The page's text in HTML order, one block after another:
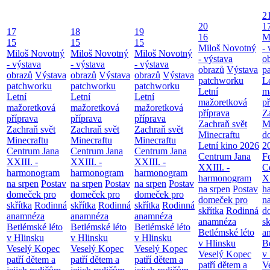
17
15
Miloš Novotný
- výstava
obrazů Výstava
patchworku
Letní
mažoretková
příprava
Zachraň svět
Minecraftu
Centrum Jana
XXIII. -
harmonogram
na srpen Postav
domeček pro
skřítka Rodinná
anamnéza
Betlémské léto
v Hlinsku
Veselý Kopec
patří dětem a
18
15
Miloš Novotný
- výstava
obrazů Výstava
patchworku
Letní
mažoretková
příprava
Zachraň svět
Minecraftu
Centrum Jana
XXIII. -
harmonogram
na srpen Postav
domeček pro
skřítka Rodinná
anamnéza
Betlémské léto
v Hlinsku
Veselý Kopec
patří dětem a
19
15
Miloš Novotný
- výstava
obrazů Výstava
patchworku
Letní
mažoretková
příprava
Zachraň svět
Minecraftu
Centrum Jana
XXIII. -
harmonogram
na srpen Postav
domeček pro
skřítka Rodinná
anamnéza
Betlémské léto
v Hlinsku
Veselý Kopec
patří dětem a
20
16
Miloš Novotný
- výstava
obrazů Výstava
patchworku
Letní
mažoretková
příprava
Zachraň svět
Minecraftu
Letní kino 2026
Centrum Jana
XXIII. -
harmonogram
na srpen Postav
domeček pro
skřítka Rodinná
anamnéza
Betlémské léto
v Hlinsku
Veselý Kopec
patří dětem a
-
v